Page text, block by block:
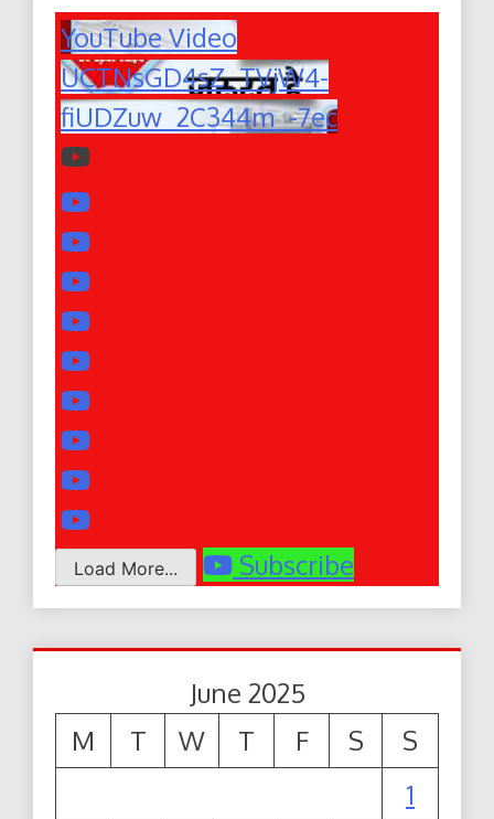
YouTube Video
UCTNsGD4sZ_TVjW4-
fiUDZuw_2C344m_-7ec
Load More... Subscribe
June 2025
M
T W T F S
S
1